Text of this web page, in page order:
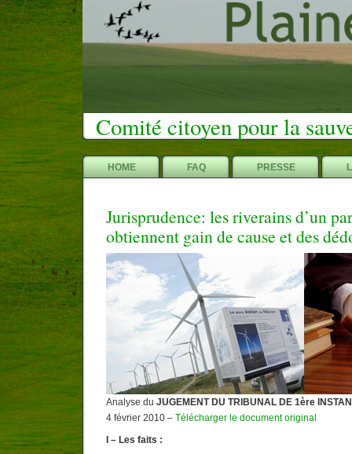
Comité citoyen pour la
HOME FAQ PRESSE
Jurisprudence: les riverains d’un
obtiennent gain de cause et des
Analyse du JUGEMENT DU TRIBUNAL DE 1ère
4 février 2010 – Télécharger le document original
I – Les faits :